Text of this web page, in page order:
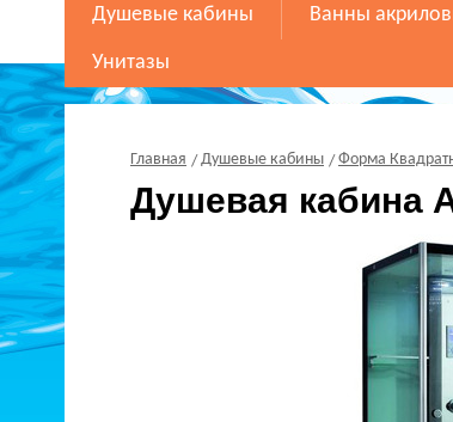
Душевые кабины Ванны
Унитазы
Главная Душевые кабины Форма
Душевая кабина